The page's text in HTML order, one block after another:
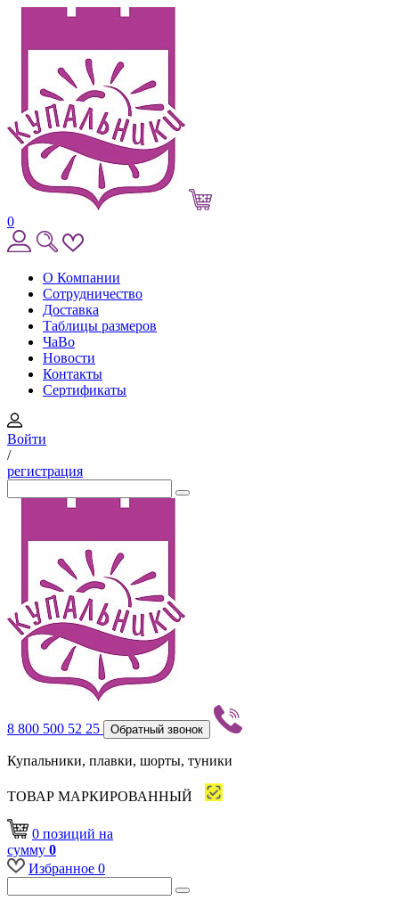
0
О Компании
Сотрудничество
Доставка
Таблицы размеров
ЧаВо
Новости
Контакты
Сертификаты
Войти
/
регистрация
8 800 500 52 25 Обратный звонок
Купальники, плавки, шорты, туники
ТОВАР МАРКИРОВАННЫЙ
0 позиций на
сумму 0
Избранное 0